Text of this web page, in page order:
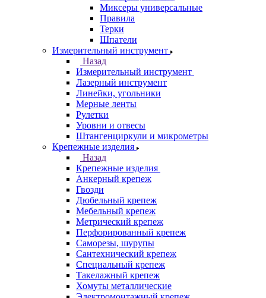
Миксеры универсальные
Правила
Терки
Шпатели
Измерительный инструмент
Назад
Измерительный инструмент
Лазерный инструмент
Линейки, угольники
Мерные ленты
Рулетки
Уровни и отвесы
Штангенциркули и микрометры
Крепежные изделия
Назад
Крепежные изделия
Анкерный крепеж
Гвозди
Дюбельный крепеж
Мебельный крепеж
Метрический крепеж
Перфорированный крепеж
Саморезы, шурупы
Сантехнический крепеж
Специальный крепеж
Такелажный крепеж
Хомуты металлические